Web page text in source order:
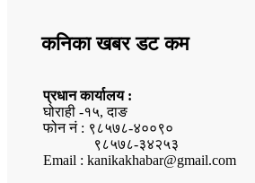
कनिका खबर डट कम
प्रधान कार्यालय :
घोराही -१५, दाङ
फोन नं : ९८५७८-४००९०
९८५७८-३४२५३
Email : kanikakhabar@gmail.com